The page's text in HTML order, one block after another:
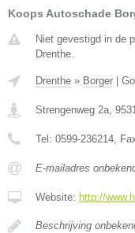
Koops Autoschade
Niet gevestigd in de
Drenthe.
Drenthe » Borger
Strengenweg 2a,
Tel: 0599-236214,
E-mailadres
Website: http://
Beschrijving